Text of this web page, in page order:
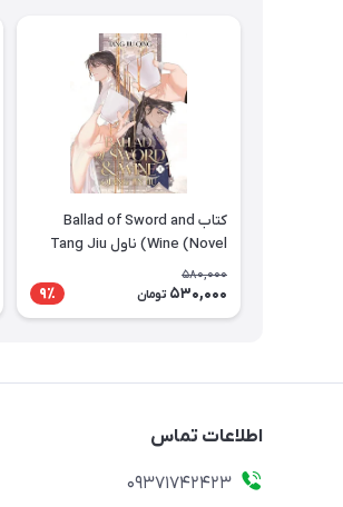
کتاب Ballad of Sword and
Wine (Novel) ناول Tang Jiu
580,000
530,000 تومان 9٪
اطلاعات تماس
09371742423